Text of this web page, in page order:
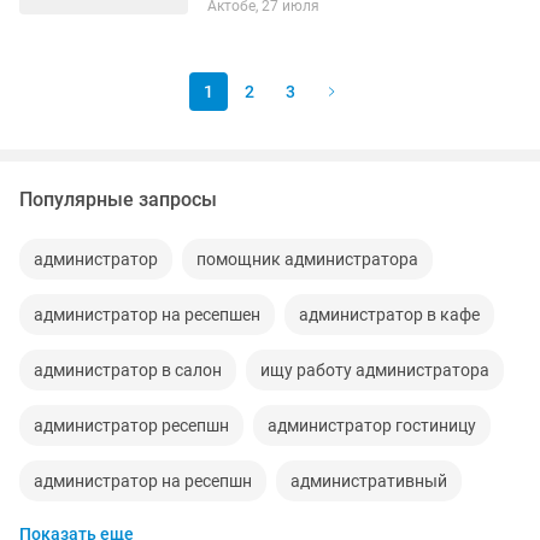
Актобе, 27 июля
1 2 3
Популярные запросы
администратор помощник администратора
администратор на ресепшен администратор в кафе
администратор в салон ищу работу администратора
администратор ресепшн администратор гостиницу
администратор на ресепшн административный
Показать еще